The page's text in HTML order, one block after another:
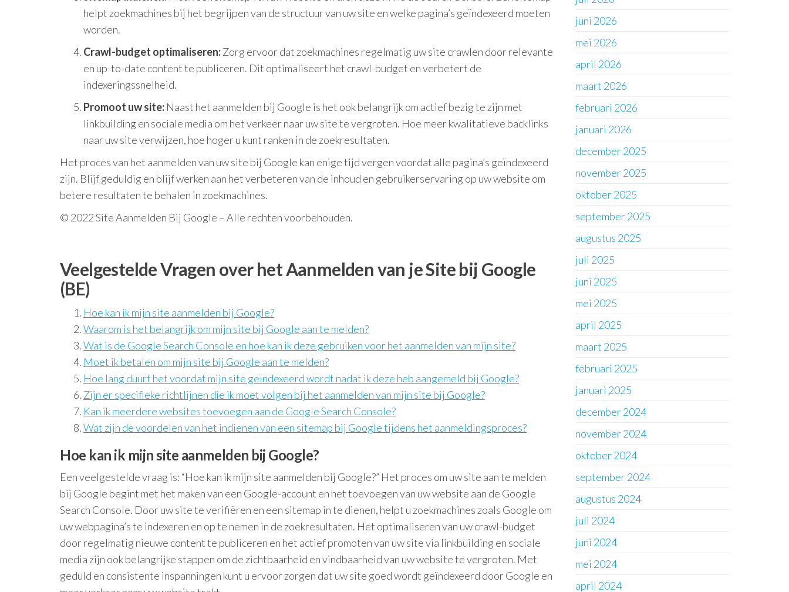
helpt zoekmachines bij het begrijpen van de structuur van uw site en welke pagina’s geïndexeerd moeten
worden.
Crawl-budget optimaliseren:Zorg ervoor dat zoekmachines regelmatig uw site crawlen door relevante
en up-to-date content te publiceren. Dit optimaliseert het crawl-budget en verbetert de
indexeringssnelheid.
Promoot uw site: Naast het aanmelden bij Google is het ook belangrijk om actief bezig te zijn met
linkbuilding en sociale media om het verkeer naar uw site te vergroten. Hoe meer kwalitatieve backlinks
naar uw site verwijzen, hoe hoger u kunt ranken in de zoekresultaten.
Het proces van het aanmelden van uw site bij Google kan enige tijd vergen voordat alle pagina’s geïndexeerd
zijn. Blijf geduldig en blijf werken aan het verbeteren van de inhoud en gebruikerservaring op uw website om
betere resultaten te behalen in zoekmachines.
© 2022 Site Aanmelden Bij Google – Alle rechten voorbehouden.
Veelgestelde Vragen over het Aanmelden van je Site bij Google
(BE)
Hoe kan ik mijn site aanmelden bij Google?
Waarom is het belangrijk om mijn site bij Google aan te melden?
Wat is de Google Search Console en hoe kan ik deze gebruiken voor het aanmelden van mijn site?
Moet ik betalen om mijn site bij Google aan te melden?
Hoe lang duurt het voordat mijn site geïndexeerd wordt nadat ik deze heb aangemeld bij Google?
Zijn er specifieke richtlijnen die ik moet volgen bij het aanmelden van mijn site bij Google?
Kan ik meerdere websites toevoegen aan de Google Search Console?
Wat zijn de voordelen van het indienen van een sitemap bij Google tijdens het aanmeldingsproces?
Hoe kan ik mijn site aanmelden bij Google?
Een veelgestelde vraag is: “Hoe kan ik mijn site aanmelden bij Google?” Het proces om uw site aan te melden
bij Google begint met het maken van een Google-account en het toevoegen van uw website aan de Google
Search Console. Door uw site te verifiëren en een sitemap in te dienen, helpt u zoekmachines zoals Google om
uw webpagina’s te indexeren en op te nemen in de zoekresultaten. Het optimaliseren van uw crawl-budget
door regelmatig nieuwe content te publiceren en het actief promoten van uw site via linkbuilding en sociale
media zijn ook belangrijke stappen om de zichtbaarheid en vindbaarheid van uw website te vergroten. Met
geduld en consistente inspanningen kunt u ervoor zorgen dat uw site goed wordt geïndexeerd door Google en
juni 2026
mei 2026
april 2026
maart 2026
februari 2026
januari 2026
december 2025
november 2025
oktober 2025
september 2025
augustus 2025
juli 2025
juni 2025
mei 2025
april 2025
maart 2025
februari 2025
januari 2025
december 2024
november 2024
oktober 2024
september 2024
augustus 2024
juli 2024
juni 2024
mei 2024
april 2024